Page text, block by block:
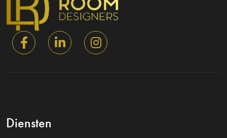
Diensten